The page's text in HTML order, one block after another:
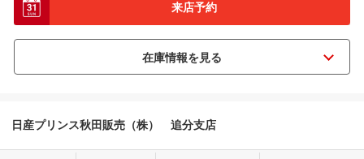
来店予約
日産プリンス秋田販売（株） 追分支店